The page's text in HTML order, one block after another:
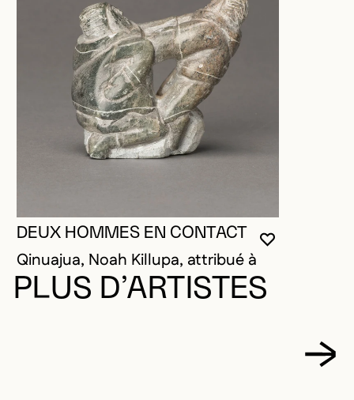
VOUS
FERMER
OUVRIR LA
DEUX HOMMES EN CONTACT
Qinuajua, Noah Killupa, attribué à
PLUS D’ARTISTES